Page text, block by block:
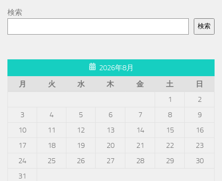
検索
検索
2026年8月
月
火 水 木 金 土
日
1
2
3
4 5 6 7 8
9
10
11 12 13 14 15
16
17
18 19 20 21 22
23
24
25 26 27 28 29
30
31